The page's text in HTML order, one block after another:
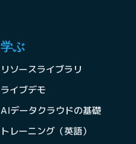
学ぶ
リソースライブラリ
ライブデモ
AIデータクラウドの基礎
トレーニング（英語）